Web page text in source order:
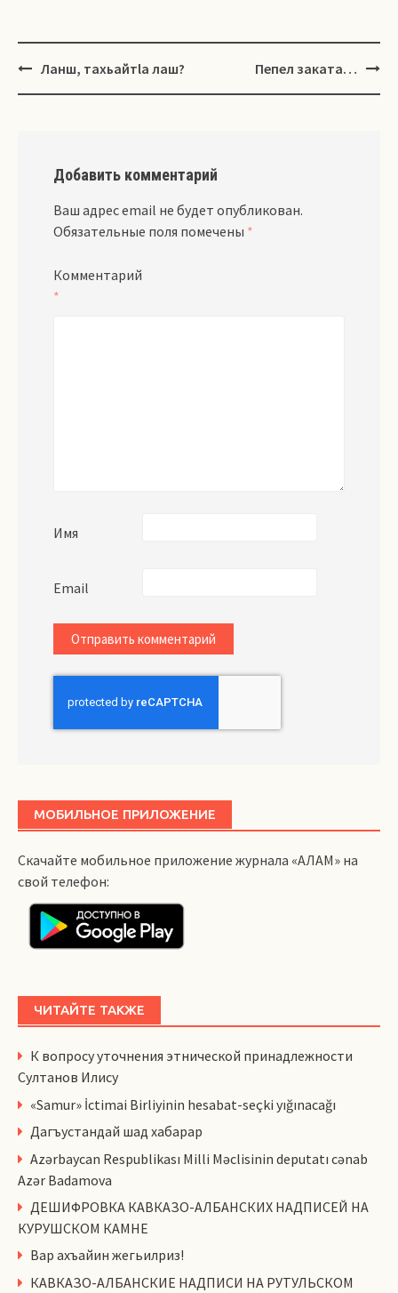
Навигация
Ланш, тахьайтlа лаш? Пепел заката…
Добавить комментарий
Ваш адрес email не будет опубликован.
Обязательные поля помечены *
Комментарий
*
Имя
Email
МОБИЛЬНОЕ ПРИЛОЖЕНИЕ
Скачайте мобильное приложение журнала «АЛАМ» на
свой телефон:
ЧИТАЙТЕ ТАКЖЕ
К вопросу уточнения этнической принадлежности
Султанов Илису
«Samur» İctimai Birliyinin hesabat-seçki yığınacağı
Дагъустандай шад хабарар
Azərbaycan Respublikası Milli Məclisinin deputatı cənab
Azər Badamova
ДЕШИФРОВКА КАВКАЗО-АЛБАНСКИХ НАДПИСЕЙ НА
КУРУШСКОМ КАМНЕ
Вар ахъайин жегьилриз!
КАВКАЗО-АЛБАНСКИЕ НАДПИСИ НА РУТУЛЬСКОМ